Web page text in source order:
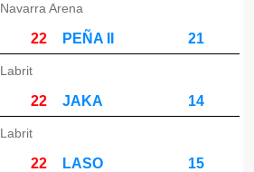
22 PEÑA II 21
Navarra Arena
22 JAKA 14
Labrit
22 LASO 15
Labrit